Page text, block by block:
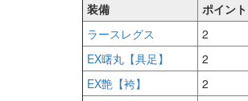
装備 ポイント
ラースレグス
2
EX曙丸【具足】
2
EX艶【袴】
2